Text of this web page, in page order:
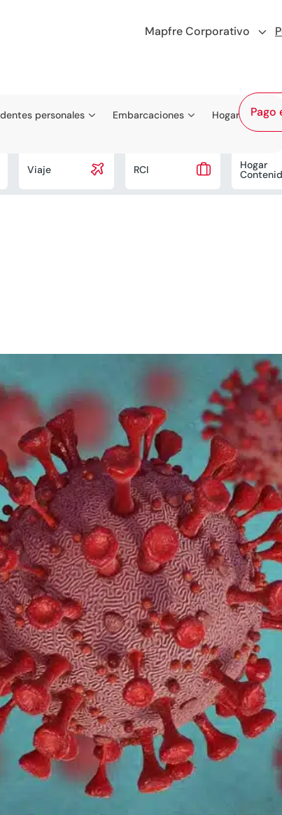
Mapfre Corporativo
Pago
personales Embarcaciones
Hogar

Viaje 
RCI Hogar